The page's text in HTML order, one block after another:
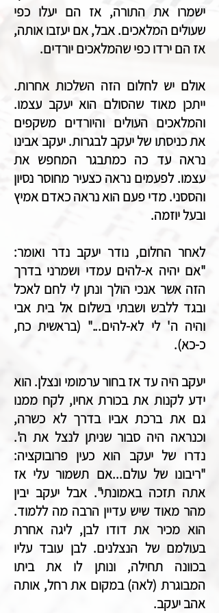
ישמרו את התורה, אז הם יעלו כפי
שעולים המלאכים. אבל, אם יעזבו אותה,
אז הם ירדו כפי שהמלאכים יורדים.
אולם יש לחלום הזה השלכות אחרות.
ייתכן מאוד שהסולם הוא יעקב עצמו.
והמלאכים העולים והיורדים משקפים
את כניסתו של יעקב לבגרות. יעקב אבינו
נראה עד כה כמתבגר המחפש את
עצמו. לפעמים נראה כצעיר מחוסר נסיון
והססני. מדי פעם הוא נראה כאדם אמיץ
ובעל יוזמה.
לאחר החלום, נודר יעקב נדר ואומר:
"אם יהיה א-להים עמדי ושמרני בדרך
הזה אשר אנכי הולך ונתן לי לחם לאכל
ובגד ללבש ושבתי בשלום אל בית אבי
והיה ה' לי לא-להים..." (בראשית כח,
כ-כא).
יעקב היה עד אז בחור ערמומי ונצלן. הוא
ידע לקנות את בכורת אחיו, לקח ממנו
גם את ברכת אביו בדרך לא כשרה,
וכנראה היה סבור שניתן לנצל את ה'.
נדרו של יעקב הוא כעין פרובוקציה:
"ריבונו של עולם...אם תשמור עלי אז
אתה תזכה באמונתי". אבל יעקב יבין
מהר מאוד שיש עדיין הרבה מה ללמוד.
הוא מכיר את דודו לבן, ליגה אחרת
בעולמם של הנצלנים. לבן עובד עליו
בכוונה תחילה, ונותן לו את ביתו
המבוגרת (לאה) במקום את רחל, אותה
אהב יעקב.